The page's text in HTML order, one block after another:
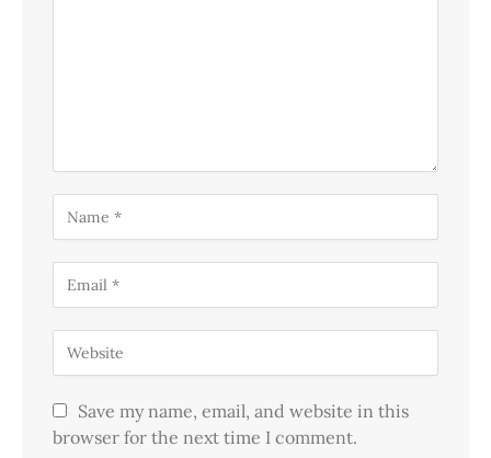
Save my name, email, and website in this
browser for the next time I comment.